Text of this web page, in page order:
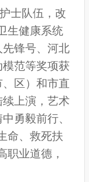
士队伍，改
生健康系统
锋号、河北
范等奖项获
区）和市直
上演，艺术
勇毅前行、
命、救死扶
职业道德，